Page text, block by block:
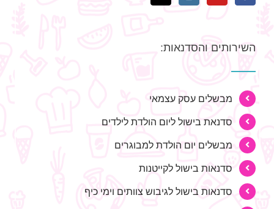
השירותים והסדנאות:
מבשלים עסק עצמאי
סדנאת בישול ליום הולדת לילדים
מבשלים יום הולדת למבוגרים
סדנאות בישול לקייטנות
סדנאות בישול לגיבוש צוותים וימי כיף